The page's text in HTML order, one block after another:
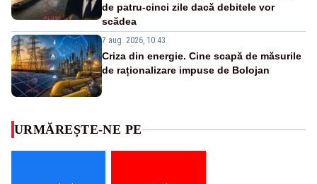
de patru-cinci zile dacă debitele vor
scădea
7 aug. 2026, 10:43
Criza din energie. Cine scapă de măsurile
de raționalizare impuse de Bolojan
URMĂREȘTE-NE PE